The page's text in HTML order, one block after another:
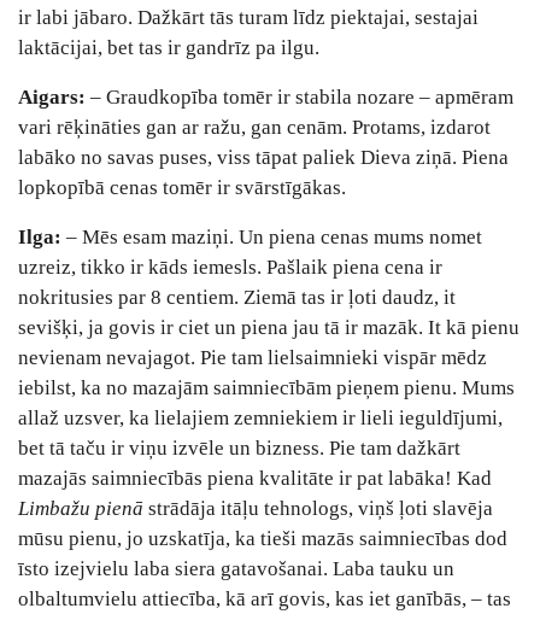
ir labi jābaro. Dažkārt tās turam līdz piektajai, sestajai
laktācijai, bet tas ir gandrīz pa ilgu.
Aigars: – Graudkopība tomēr ir stabila nozare – apmēram
vari rēķināties gan ar ražu, gan cenām. Protams, izdarot
labāko no savas puses, viss tāpat paliek Dieva ziņā. Piena
lopkopībā cenas tomēr ir svārstīgākas.
Ilga: – Mēs esam maziņi. Un piena cenas mums nomet
uzreiz, tikko ir kāds iemesls. Pašlaik piena cena ir
nokritusies par 8 centiem. Ziemā tas ir ļoti daudz, it
sevišķi, ja govis ir ciet un piena jau tā ir mazāk. It kā pienu
nevienam nevajagot. Pie tam lielsaimnieki vispār mēdz
iebilst, ka no mazajām saimniecībām pieņem pienu. Mums
allaž uzsver, ka lielajiem zemniekiem ir lieli ieguldījumi,
bet tā taču ir viņu izvēle un bizness. Pie tam dažkārt
mazajās saimniecībās piena kvalitāte ir pat labāka! Kad
Limbažu pienā strādāja itāļu tehnologs, viņš ļoti slavēja
mūsu pienu, jo uzskatīja, ka tieši mazās saimniecības dod
īsto izejvielu laba siera gatavošanai. Laba tauku un
olbaltumvielu attiecība, kā arī govis, kas iet ganībās, – tas